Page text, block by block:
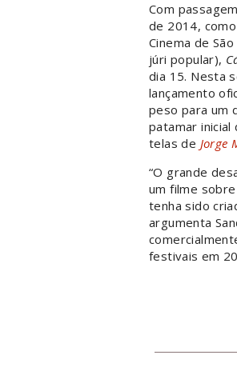
Com
de 2014,
Cinema de
júri popular),
dia 15. Nesta
lançamento
peso para um
patamar
telas de Jorge
“O grande
um filme
tenha sido
argumenta
festivais em